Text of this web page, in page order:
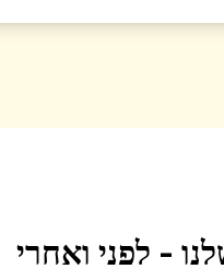
- לפני ואחרי